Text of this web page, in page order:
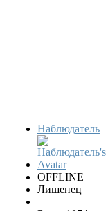
Наблюдатель
OFFLINE
Лишенец